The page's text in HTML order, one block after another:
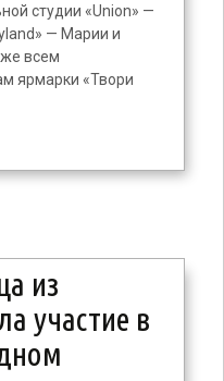
студии «Union» —
— Марии и
всем
ярмарки «Твори
из
участие в